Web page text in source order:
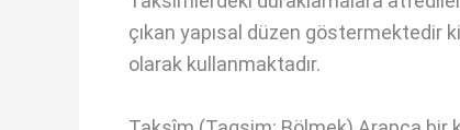
çıkan yapısal düzen göstermektedir
olarak kullanmaktadır.